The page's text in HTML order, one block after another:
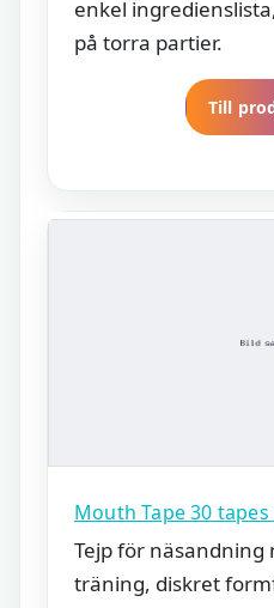
enkel
på torra partier.
Till
Mouth Tape 30 tapes
Tejp för
träning, diskret